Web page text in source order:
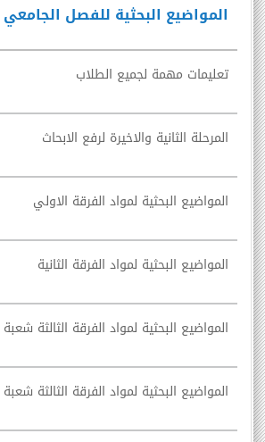
المواضيع البحثية للفصل الجامعي
تعليمات مهمة لجميع الطلاب
المرحلة الثانية والاخيرة لرفع الابحاث
المواضيع البحثية لمواد الفرقة الاولي
المواضيع البحثية لمواد الفرقة الثانية
المواضيع البحثية لمواد الفرقة الثالثة
المواضيع البحثية لمواد الفرقة الثالثة شعبة